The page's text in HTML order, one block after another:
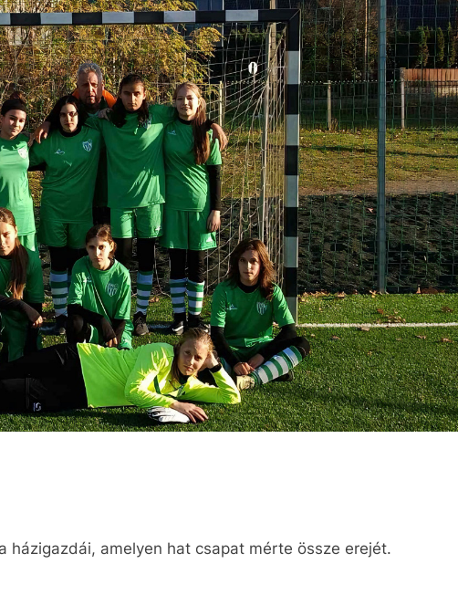
házigazdái, amelyen hat csapat mérte össze erejét.